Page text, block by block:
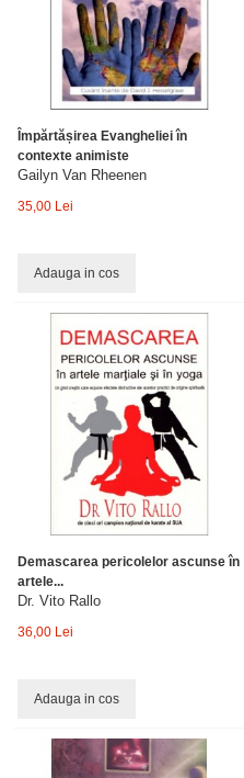
Împărtășirea Evangheliei în
contexte animiste
Gailyn Van Rheenen
35,00 Lei
Adauga in cos
Demascarea pericolelor ascunse în
artele...
Dr. Vito Rallo
36,00 Lei
Adauga in cos